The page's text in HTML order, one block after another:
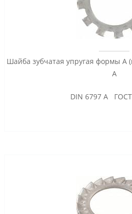
Шайба зубчатая упругая формы А
A
DIN 6797 A